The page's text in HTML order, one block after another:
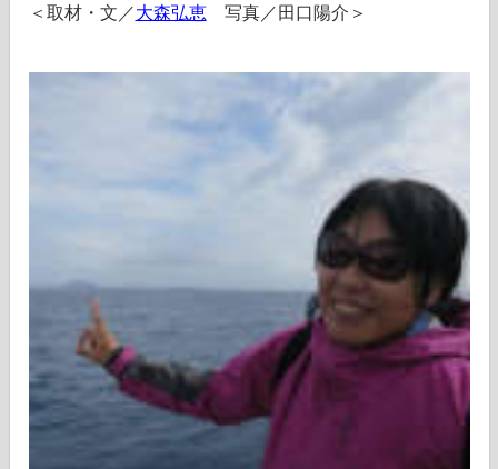
＜取材・文／大森弘恵写真／田口陽介＞